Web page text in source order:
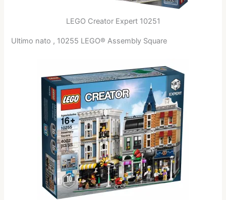
LEGO Creator Expert 10251
Ultimo nato , 10255 LEGO® Assembly Square